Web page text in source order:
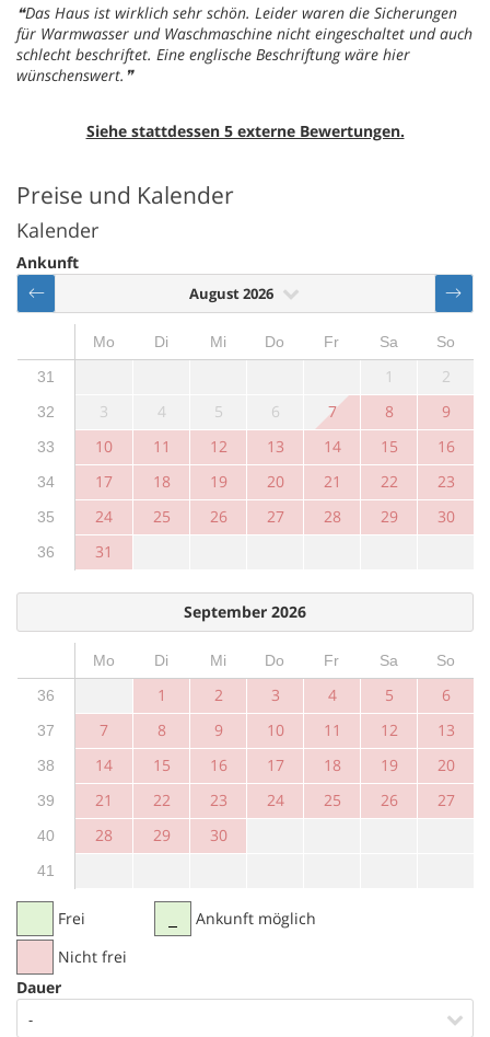
Das Haus ist wirklich sehr schön. Leider waren die Sicherungen
für Warmwasser und Waschmaschine nicht eingeschaltet und auch
schlecht beschriftet. Eine englische Beschriftung wäre hier
wünschenswert.
Siehe stattdessen 5 externe Bewertungen.
Preise und Kalender
Kalender
Ankunft
August 2026
Mo Di Mi Do Fr Sa
So
31
1 2
32 3 4 5 6 7 8 9
33 10 11 12 13 14 15 16
34 17 18 19 20 21 22 23
35 24 25 26 27 28 29 30
36 31
September 2026
Mo Di Mi Do Fr Sa
So
36
1 2 3 4 5 6
37 7 8 9 10 11 12 13
38 14 15 16 17 18 19 20
39 21 22 23 24 25 26 27
40 28 29 30
41
Frei
Nicht frei
Ankunft möglich
Dauer
-